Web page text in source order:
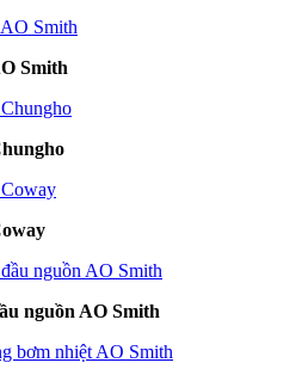
Smith
nguồn AO Smith